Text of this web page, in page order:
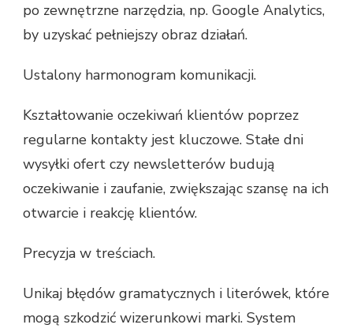
po zewnętrzne narzędzia, np. Google Analytics,
by uzyskać pełniejszy obraz działań.
Ustalony harmonogram komunikacji.
Kształtowanie oczekiwań klientów poprzez
regularne kontakty jest kluczowe. Stałe dni
wysyłki ofert czy newsletterów budują
oczekiwanie i zaufanie, zwiększając szansę na ich
otwarcie i reakcję klientów.
Precyzja w treściach.
Unikaj błędów gramatycznych i literówek, które
mogą szkodzić wizerunkowi marki. System